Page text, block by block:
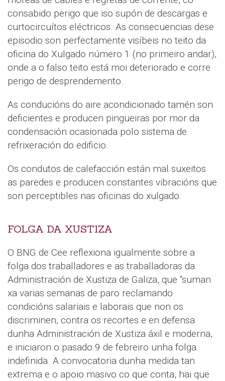
consabido perigo que iso supón de descargas e
curtocircuítos eléctricos. As consecuencias dese
episodio son perfectamente visíbeis no teito da
oficina do Xulgado número 1 (no primeiro andar),
onde a o falso teito está moi deteriorado e corre
perigo de desprendemento.
As conducións do aire acondicionado tamén son
deficientes e producen pingueiras por mor da
condensación ocasionada polo sistema de
refrixeración do edificio.
Os condutos de calefacción están mal suxeitos
as paredes e producen constantes vibracións que
son perceptibles nas oficinas do xulgado.
FOLGA DA XUSTIZA
O BNG de Cee reflexiona igualmente sobre a
folga dos traballadores e as traballadoras da
Administración de Xustiza de Galiza, que “suman
xa varias semanas de paro reclamando
condicións salariais e laborais que non os
discriminen, contra os recortes e en defensa
dunha Administración de Xustiza áxil e moderna,
e iniciaron o pasado 9 de febreiro unha folga
indefinida. A convocatoria dunha medida tan
extrema e o apoio masivo co que conta, hai que